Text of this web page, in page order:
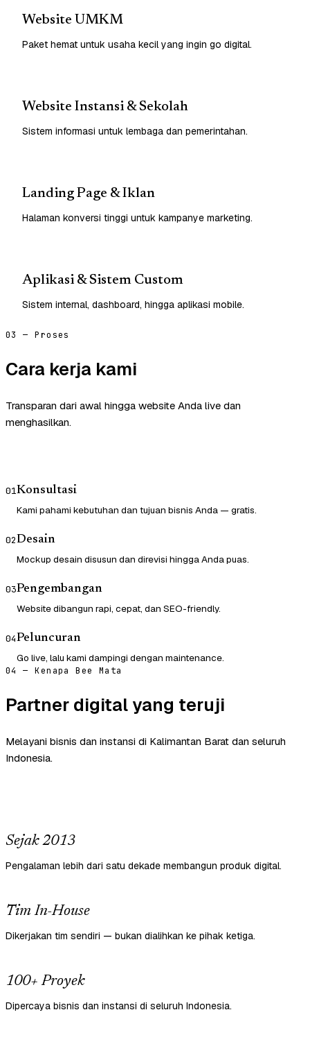
Website UMKM
Paket hemat untuk usaha kecil yang ingin go digital.
Website Instansi & Sekolah
Sistem informasi untuk lembaga dan pemerintahan.
Landing Page & Iklan
Halaman konversi tinggi untuk kampanye marketing.
Aplikasi & Sistem Custom
Sistem internal, dashboard, hingga aplikasi mobile.
03 — Proses
Cara kerja kami
Transparan dari awal hingga website Anda live dan
menghasilkan.
01Konsultasi
Kami pahami kebutuhan dan tujuan bisnis Anda — gratis.
02Desain
Mockup desain disusun dan direvisi hingga Anda puas.
03Pengembangan
Website dibangun rapi, cepat, dan SEO-friendly.
04Peluncuran
Go live, lalu kami dampingi dengan maintenance.
04 — Kenapa Bee Mata
Partner digital yang teruji
Melayani bisnis dan instansi di Kalimantan Barat dan seluruh
Indonesia.
Sejak 2013
Pengalaman lebih dari satu dekade membangun produk digital.
Tim In-House
Dikerjakan tim sendiri — bukan dialihkan ke pihak ketiga.
100+ Proyek
Dipercaya bisnis dan instansi di seluruh Indonesia.